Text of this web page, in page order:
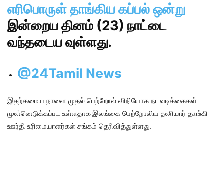
எரிபொருள் தாங்கிய கப்பல் ஒன்று
இன்றைய தினம் (23) நாட்டை
வந்தடைய வுள்ளது.
@24Tamil News
இதற்கமைய நாளை முதல் பெற்றோல் விநியோக நடவடிக்கைகள்
முன்னெடுக்கப்பட உள்ளதாக இலங்கை பெற்றோலிய தனியார் தாங்கி
ஊர்தி உரிமையாளர்கள் சங்கம் தெரிவித்துள்ளது.